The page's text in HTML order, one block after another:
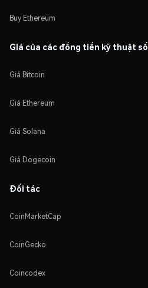
Buy Ethereum
Giá của các đồng tiền kỹ thuật số
Giá Bitcoin
Giá Ethereum
Giá Solana
Giá Dogecoin
Đối tác
CoinMarketCap
CoinGecko
Coincodex